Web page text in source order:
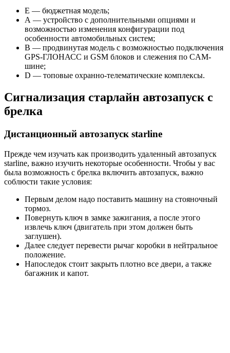
Е — бюджетная модель;
А — устройство с дополнительными опциями и
возможностью изменения конфигурации под
особенности автомобильных систем;
В — продвинутая модель с возможностью подключения
GPS-ГЛОНАСС и GSM блоков и слежения по CAM-
шине;
D — топовые охранно-телематические комплексы.
Сигнализация старлайн автозапуск с
брелка
Дистанционный автозапуск starline
Прежде чем изучать как производить удаленный автозапуск
starline, важно изучить некоторые особенности. Чтобы у вас
была возможность с брелка включить автозапуск, важно
соблюсти такие условия:
Первым делом надо поставить машину на стояночный
тормоз.
Повернуть ключ в замке зажигания, а после этого
извлечь ключ (двигатель при этом должен быть
заглушен).
Далее следует перевести рычаг коробки в нейтральное
положение.
Напоследок стоит закрыть плотно все двери, а также
багажник и капот.